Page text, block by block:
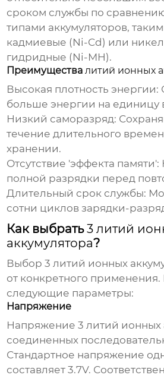
сроком службы по
типами аккумуляторов,
кадмиевые (Ni-Cd) или
гидридные (Ni-MH).
Преимуществалитий ионных
Высокая плотность энергии:
больше энергии на единицу
Низкий саморазряд:
течение длительного
хранении.
Отсутствие 'эффекта памяти':
полной разрядки перед
Длительный срок службы:
сотни циклов зарядки-
Как выбрать3 литий
аккумулятора?
Выбор3 литий ионных
от конкретного применения.
следующие параметры:
Напряжение
Напряжение3 литий ионных
соединенных
Стандартное напряжение
составляет 3.7V.